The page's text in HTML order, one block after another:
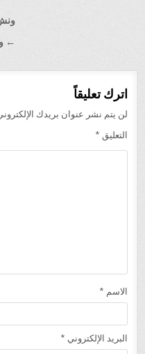
←
اترك تعليقاً
لن يتم نشر عنوان بريدك
التعليق *
الاسم *
البريد الإلكتروني *